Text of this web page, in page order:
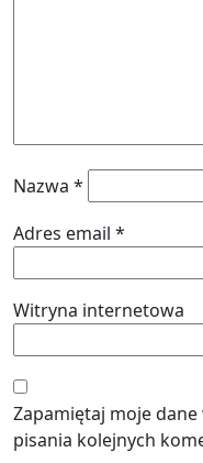
Nazwa *
Adres email *
Witryna internetowa
Zapamiętaj moje
pisania kolejnych